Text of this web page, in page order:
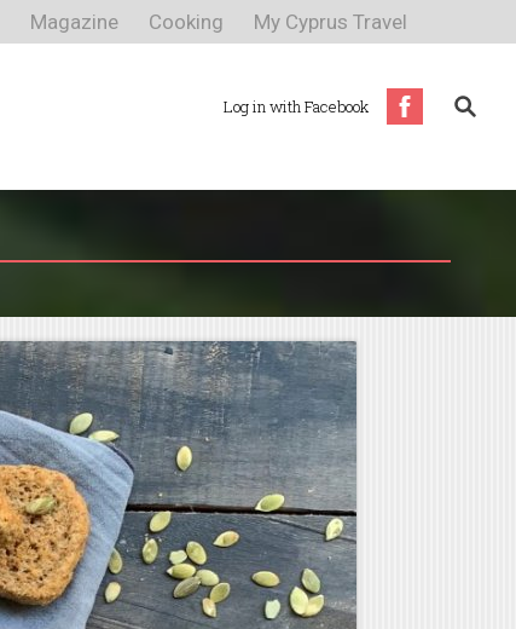
Magazine Cooking My Cyprus Travel
Log in with Facebook